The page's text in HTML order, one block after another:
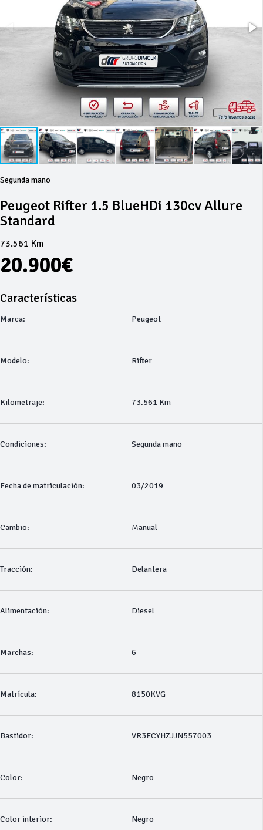
Segunda mano
Peugeot Rifter 1.5 BlueHDi 130cv Allure
Standard
73.561 Km
20.900€
Características
Marca: Peugeot
Modelo: Rifter
Kilometraje: 73.561 Km
Condiciones: Segunda mano
Fecha de matriculación: 03/2019
Cambio: Manual
Tracción: Delantera
Alimentación: Diesel
Marchas: 6
Matrícula: 8150KVG
Bastidor: VR3ECYHZJJN557003
Color: Negro
Color interior: Negro